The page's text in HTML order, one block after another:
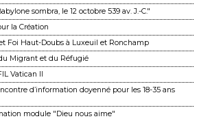
sombra, le 12 octobre 539 av. J.-C."
la Création
Foi Haut-Doubs à Luxeuil et Ronchamp
Migrant et du Réfugié
Vatican II
d’information doyenné pour les 18-35 ans
module "Dieu nous aime"